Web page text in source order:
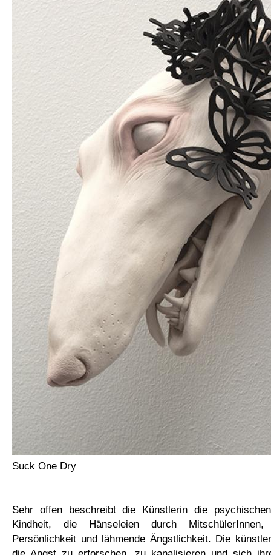
Suck One Dry
Sehr offen beschreibt die Künstlerin die
Kindheit, die Hänseleien durch
Persönlichkeit und lähmende Ängstlichkeit. Die